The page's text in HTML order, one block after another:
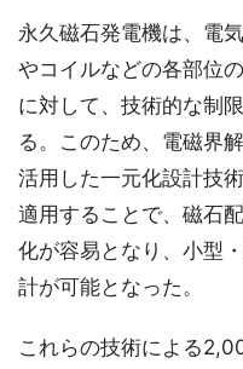
永久磁石発電機は、電
やコイルなどの各部位
に対して、技術的な制
る。このため、電磁界
活用した一元化設計技
適用することで、磁石
化が容易となり、小型
計が可能となった。
これらの技術による